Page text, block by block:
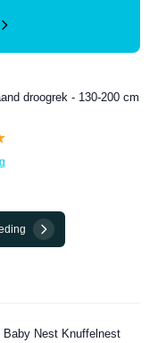
droogrek - 130-200 cm
Baby Nest Knuffelnest